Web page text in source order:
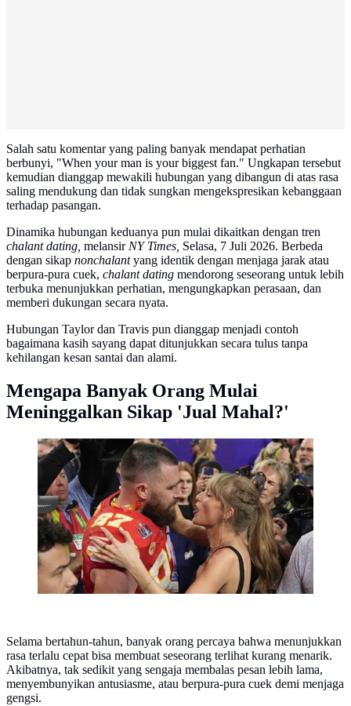
Salah satu komentar yang paling banyak mendapat perhatian
berbunyi, "When your man is your biggest fan." Ungkapan tersebut
kemudian dianggap mewakili hubungan yang dibangun di atas rasa
saling mendukung dan tidak sungkan mengekspresikan kebanggaan
terhadap pasangan.
Dinamika hubungan keduanya pun mulai dikaitkan dengan tren
chalant dating, melansirNY Times, Selasa, 7 Juli 2026. Berbeda
dengan sikap nonchalantyang identik dengan menjaga jarak atau
berpura-pura cuek, chalant dating mendorong seseorang untuk lebih
terbuka menunjukkan perhatian, mengungkapkan perasaan, dan
memberi dukungan secara nyata.
Hubungan Taylor dan Travis pun dianggap menjadi contoh
bagaimana kasih sayang dapat ditunjukkan secara tulus tanpa
kehilangan kesan santai dan alami.
Mengapa Banyak Orang Mulai
Meninggalkan Sikap 'Jual Mahal?'
Travis Kelce dan Taylor Swift di Superbowl 2024.
((AP Photo/John Locher, File)
Selama bertahun-tahun, banyak orang percaya bahwa menunjukkan
rasa terlalu cepat bisa membuat seseorang terlihat kurang menarik.
Akibatnya, tak sedikit yang sengaja membalas pesan lebih lama,
menyembunyikan antusiasme, atau berpura-pura cuek demi menjaga
gengsi.